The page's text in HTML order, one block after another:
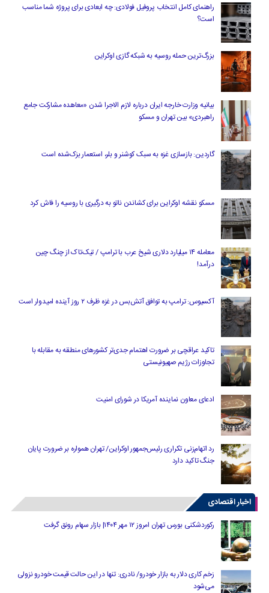
راهنمای کامل انتخاب پروفیل فولادی: چه ابعادی برای پروژه شما مناسب
است؟
بزرگ‌ترین حمله روسیه به شبکه گازی اوکراین
بیانیه وزارت خارجه ایران درباره لازم‌ الاجرا شدن «معاهده مشارکت جامع
راهبردی» بین تهران و مسکو
گاردین: بازسازی غزه به سبک کوشنر و بلر، استعمار بزک‌شده است
مسکو نقشه اوکراین برای کشاندن ناتو به درگیری با روسیه را فاش کرد
معامله ۱۴ میلیارد دلاری شیخ عرب با ترامپ / تیک‌تاک از چنگ چین
درآمد!
آکسیوس: ترامپ به توافق آتش‌بس در غزه ظرف ۲ روز آینده امیدوار است
تاکید عراقچی بر ضرورت اهتمام جدی‌تر کشورهای منطقه به مقابله با
تجاوزات رژیم صهیونیستی
ادعای معاون نماینده آمریکا در شورای امنیت
رد اتهام‌زنی تکراری رئیس‌جمهور اوکراین/ تهران همواره بر ضرورت پایان
جنگ تاکید دارد
اخبار اقتصادی
رکوردشکنی بورس تهران امروز ۱۲ مهر ۱۴۰۴| بازار سهام رونق گرفت
زخم کاری دلار به بازار خودرو/ نادری: تنها در این حالت قیمت خودرو نزولی
می‌شود